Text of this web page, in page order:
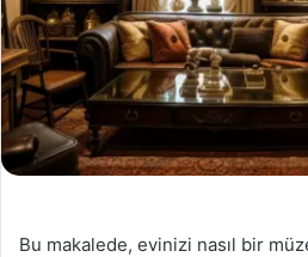
Bu makalede, evinizi nasıl bir